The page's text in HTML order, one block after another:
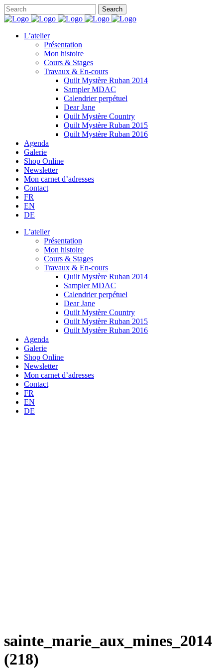
L’atelier
Présentation
Mon histoire
Cours & Stages
Travaux & En-cours
Quilt Mystère Ruban 2014
Sampler MDAC
Calendrier perpétuel
Dear Jane
Quilt Mystère Country
Quilt Mystère Ruban 2015
Quilt Mystère Ruban 2016
Agenda
Galerie
Shop Online
Newsletter
Mon carnet d’adresses
Contact
FR
EN
DE
L’atelier
Présentation
Mon histoire
Cours & Stages
Travaux & En-cours
Quilt Mystère Ruban 2014
Sampler MDAC
Calendrier perpétuel
Dear Jane
Quilt Mystère Country
Quilt Mystère Ruban 2015
Quilt Mystère Ruban 2016
Agenda
Galerie
Shop Online
Newsletter
Mon carnet d’adresses
Contact
FR
EN
DE
sainte_marie_aux_mines_2014
(218)